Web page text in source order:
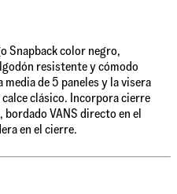
Snapback color negro,
resistente y cómodo
de 5 paneles y la visera
clásico. Incorpora cierre
VANS directo en el
en el cierre.